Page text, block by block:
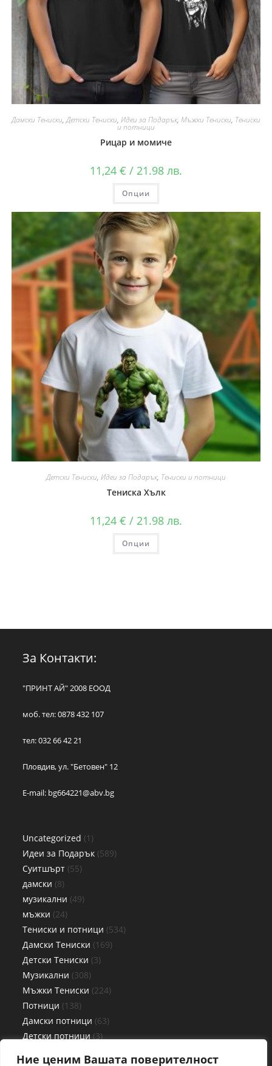
Ние ценим Вашата поверителност
Дамски Тениски, Детски Тениски, Идеи за Подарък, Мъжки Тениски, Тениски
и потници
Рицар и момиче
11,24 € / 21.98 лв.
Опции
Детски Тениски, Идеи за Подарък, Тениски и потници
Тениска Хълк
11,24 € / 21.98 лв.
Опции
За Контакти:
"ПРИНТ АЙ" 2008 ЕООД
моб. тел: 0878 432 107
тел: 032 66 42 21
Пловдив, ул. "Бетовен" 12
E-mail: bg664221@abv.bg
Uncategorized 1
Идеи за Подарък 589
Суитшърт 55
дамски 8
музикални 49
мъжки 24
Тениски и потници 534
Дамски Тениски 169
Детски Тениски 3
Музикални 308
Мъжки Тениски 224
Потници 138
Дамски потници 63
Детски потници 3